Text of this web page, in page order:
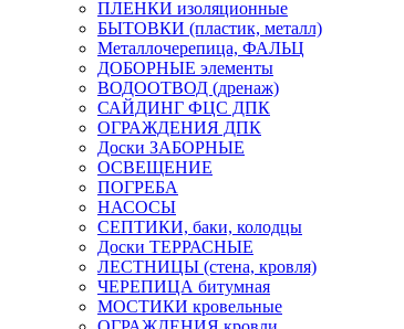
ПЛЕНКИ изоляционные
БЫТОВКИ (пластик, металл)
Металлочерепица, ФАЛЬЦ
ДОБОРНЫЕ элементы
ВОДООТВОД (дренаж)
САЙДИНГ ФЦС ДПК
ОГРАЖДЕНИЯ ДПК
Доски ЗАБОРНЫЕ
ОСВЕЩЕНИЕ
ПОГРЕБА
НАСОСЫ
СЕПТИКИ, баки, колодцы
Доски ТЕРРАСНЫЕ
ЛЕСТНИЦЫ (стена, кровля)
ЧЕРЕПИЦА битумная
МОСТИКИ кровельные